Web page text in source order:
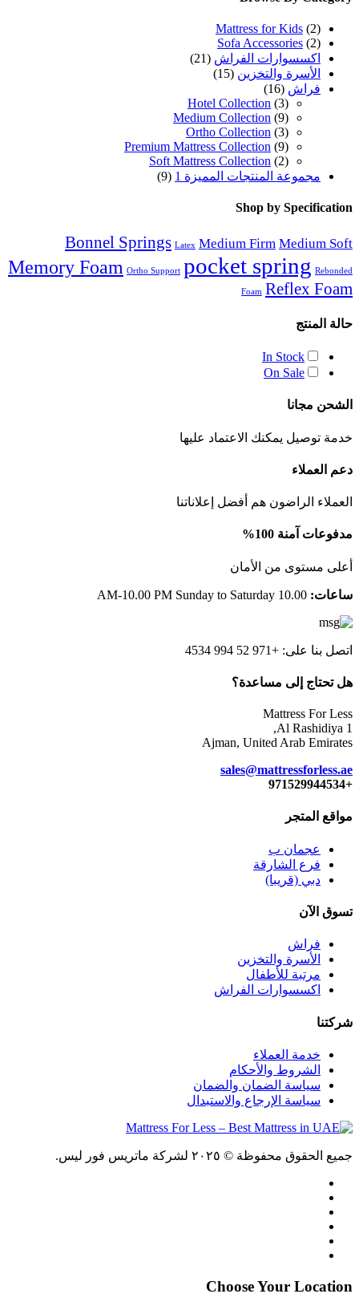
Mattress for Kids (2)
Sofa Accessories (2)
اكسسوارات الفراش (21)
الأسرة والتخزين (15)
فراش (16)
Hotel Collection (3)
Medium Collection (9)
Ortho Collection (3)
Premium Mattress Collection (9)
Soft Mattress Collection (2)
مجموعة المنتجات المميزة 1
(9)
Shop by Specification
Bonnel Springs Latex Medium Firm Medium Soft
Memory Foam Ortho Support pocket spring Rebonded
Foam Reflex Foam
حالة المنتج
In Stock
On Sale
ًالشحن مجانا
خدمة توصيل يمكنك الاعتماد عليها
دعم العملاء
العملاء الراضون هم أفضل إعلاناتنا
مدفوعات آمنة 100%
أعلى مستوى من الأمان
ساعات:
اتصل بنا على: +971 52 994 4534
هل تحتاج إلى مساعدة؟
Mattress For Less
Al Rashidiya 1,
Ajman, United Arab Emirates
sales@mattressforless.ae
+971529944534
مواقع المتجر
عجمان ب
فرع الشارقة
دبي (قريبا)
تسوق الآن
فراش
الأسرة والتخزين
مرتبة للأطفال
اكسسوارات الفراش
شركتنا
خدمة العملاء
الشروط والأحكام
سياسة الضمان والضمان
سياسة الإرجاع والاستبدال
جميع الحقوق محفوظة © ٢٠٢٥ لشركة ماتريس فور ليس.
Choose Your Location